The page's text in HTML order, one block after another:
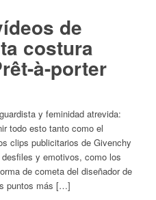
de
costura
à-porter
y feminidad atrevida:
todo esto tanto como el
clips publicitarios de Givenchy
y emotivos, como los
de cometa del diseñador de
puntos más […]